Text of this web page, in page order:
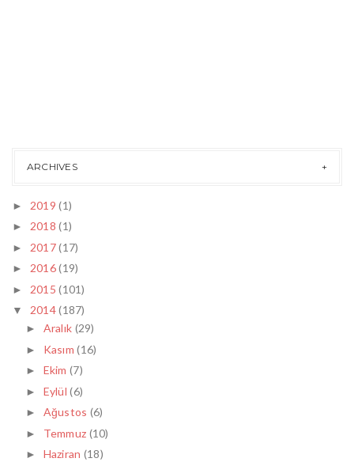
ARCHIVES
► 2019(1)
► 2018(1)
► 2017(17)
► 2016(19)
► 2015(101)
▼ 2014(187)
► Aralık (29)
► Kasım(16)
► Ekim(7)
► Eylül(6)
► Ağustos (6)
► Temmuz (10)
► Haziran (18)